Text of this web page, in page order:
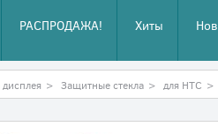
РАСПРОДАЖА! Хиты
> Защитные стекла > для HTC >